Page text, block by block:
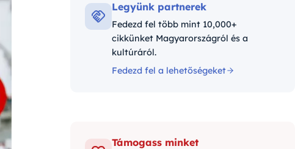
Legyünk partnerek
Fedezd fel több mint 10,000+
cikkünket Magyarországról és a
kultúráról.
Fedezd fel a lehetőségeket
Támogass minket